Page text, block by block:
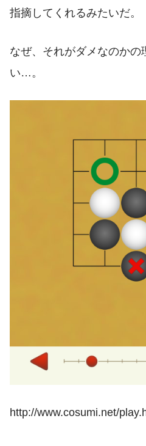
指摘してくれるみたいだ。
なぜ、それがダメなのかの
い…。
http://www.cosumi.net/